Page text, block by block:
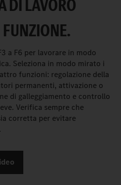
DI LAVORO
a F6 per lavorare in modo
Seleziona in modo mirato i
funzioni: regolazione della
permanenti, attivazione o
di galleggiamento e controllo
Verifica sempre che
corretta per evitare